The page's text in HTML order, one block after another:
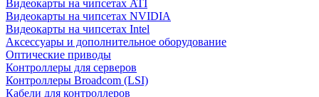
Видеокарты на чипсетах ATI
Видеокарты на чипсетах NVIDIA
Видеокарты на чипсетах Intel
Аксессуары и дополнительное оборудование
Оптические приводы
Контроллеры для серверов
Контроллеры Broadcom (LSI)
Кабели для контроллеров